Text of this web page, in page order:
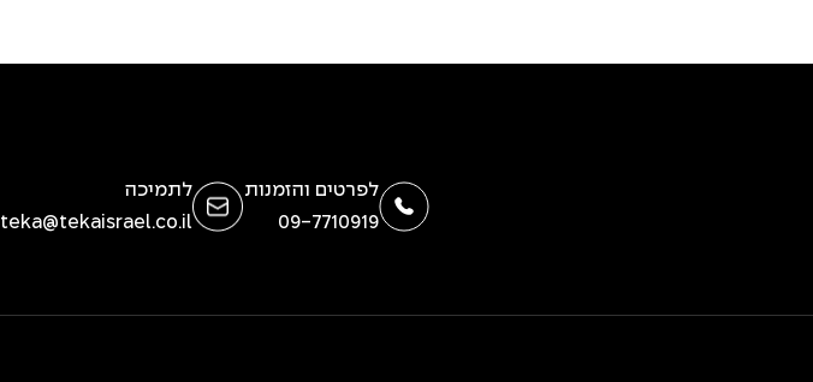
לפרטים והזמנות
09-7710919
לתמיכה
teka@tekaisrael.co.il